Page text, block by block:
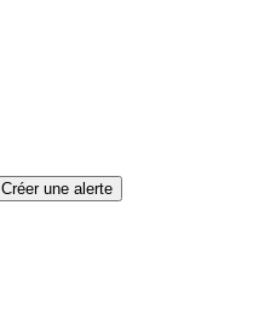
Créer une alerte